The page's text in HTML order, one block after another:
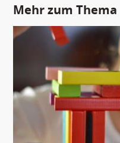
Mehr zum Thema